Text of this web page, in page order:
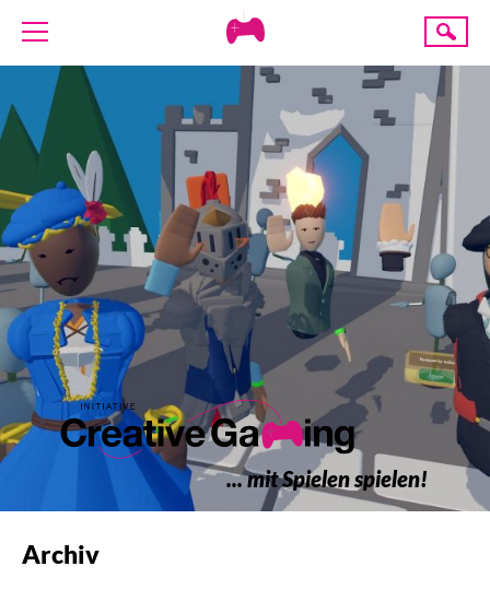
Creative
AKTUELLES
TERMINE
ANGEBOTE
PROJEKTE
PRESSE
SPENDE
Suche
... mit Spielen spielen!
Archiv